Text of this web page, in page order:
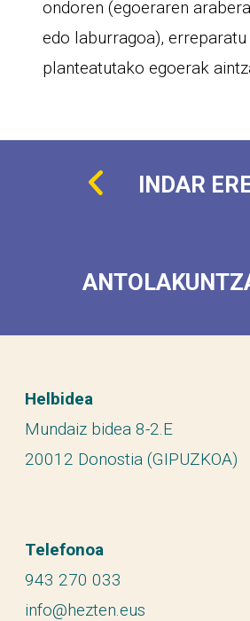
ondoren (egoeraren
edo laburragoa),
planteatutako egoerak
INDAR
Helbidea
Mundaiz bidea 8-2.E
20012 Donostia (GIPUZKOA)
Telefonoa
943 270 033
info@hezten.eus